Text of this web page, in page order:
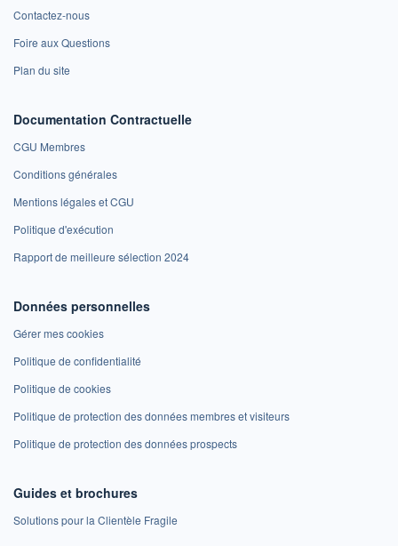
Contactez-nous
Foire aux Questions
Plan du site
Documentation Contractuelle
CGU Membres
Conditions générales
Mentions légales et CGU
Politique d'exécution
Rapport de meilleure sélection 2024
Données personnelles
Gérer mes cookies
Politique de confidentialité
Politique de cookies
Politique de protection des données membres et visiteurs
Politique de protection des données prospects
Guides et brochures
Solutions pour la Clientèle Fragile